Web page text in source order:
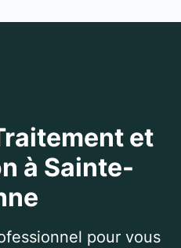
et
à Sainte-
pour vous